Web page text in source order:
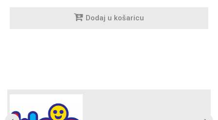
Dodaj u košaricu